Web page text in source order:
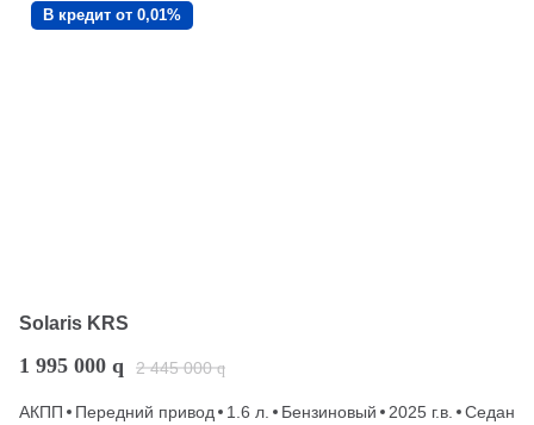
В кредит от 0,01%
Solaris KRS
1 995 000 q 2 445 000 q
АКПП Передний привод 1.6 л. Бензиновый 2025 г.в. Седан